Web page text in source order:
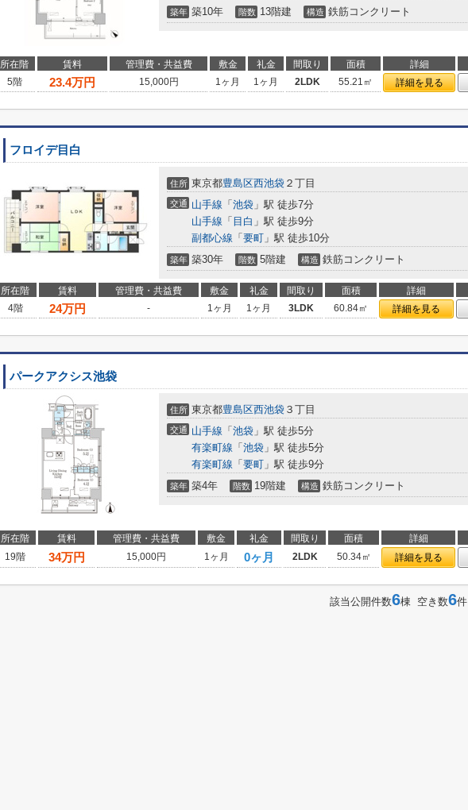
築年 築10年 階数 13階建 構造 鉄筋コンクリート
所在階 賃料 管理費・共益費 敷金 礼金 間取り 面積 詳細
5階
23.4万円 15,000円 1ヶ月 1ヶ月 2LDK 55.21㎡ 詳細を見る
フロイデ目白
住所 東京都豊島区西池袋 ２丁目
交通 山手線 「 池袋 」駅 徒歩7分
山手線 「 目白 」駅 徒歩9分
副都心線 「 要町 」駅 徒歩10分
築年 築30年 階数 5階建 構造 鉄筋コンクリート
所在階 賃料 管理費・共益費 敷金 礼金 間取り 面積 詳細
4階
24万円 - 1ヶ月 1ヶ月 3LDK 60.84㎡ 詳細を見る
パークアクシス池袋
住所 東京都豊島区西池袋 ３丁目
交通 山手線 「 池袋 」駅 徒歩5分
有楽町線 「 池袋 」駅 徒歩5分
有楽町線 「 要町 」駅 徒歩9分
築年 築4年 階数 19階建 構造 鉄筋コンクリート
所在階 賃料 管理費・共益費 敷金 礼金 間取り 面積 詳細
19階
34万円 15,000円 1ヶ月 0ヶ月 2LDK 50.34㎡ 詳細を見る
該当公開件数6棟 空き数6件